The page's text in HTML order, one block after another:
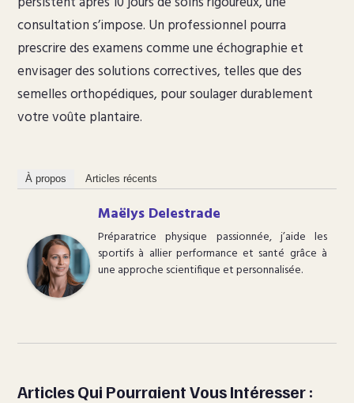
consultation s’impose. Un professionnel pourra
prescrire des examens comme une échographie et
envisager des solutions correctives, telles que des
semelles orthopédiques, pour soulager durablement
votre voûte plantaire.
À propos Articles récents
Maëlys Delestrade
Préparatrice physique passionnée, j’aide les
sportifs à allier performance et santé grâce à
une approche scientifique et personnalisée.
Articles Qui Pourraient Vous Intéresser :